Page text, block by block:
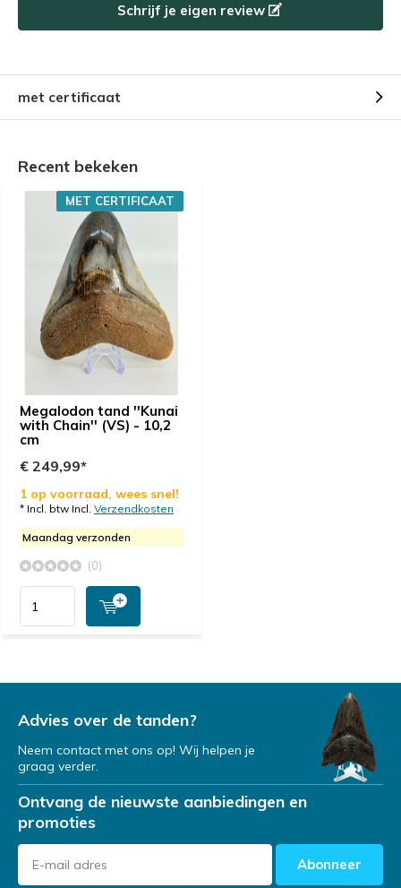
Schrijf je eigen review
met certificaat
Recent bekeken
Megalodon tand ''Kunai
with Chain'' (VS) - 10,2
cm
MET CERTIFICAAT
€ 249,99*
1 op voorraad, wees snel!
* Incl. btw Incl. Verzendkosten
Maandag verzonden
(0)
Advies over de tanden?
Neem contact met ons op! Wij helpen je
graag verder.
Ontvang de nieuwste aanbiedingen en
promoties
Abonneer